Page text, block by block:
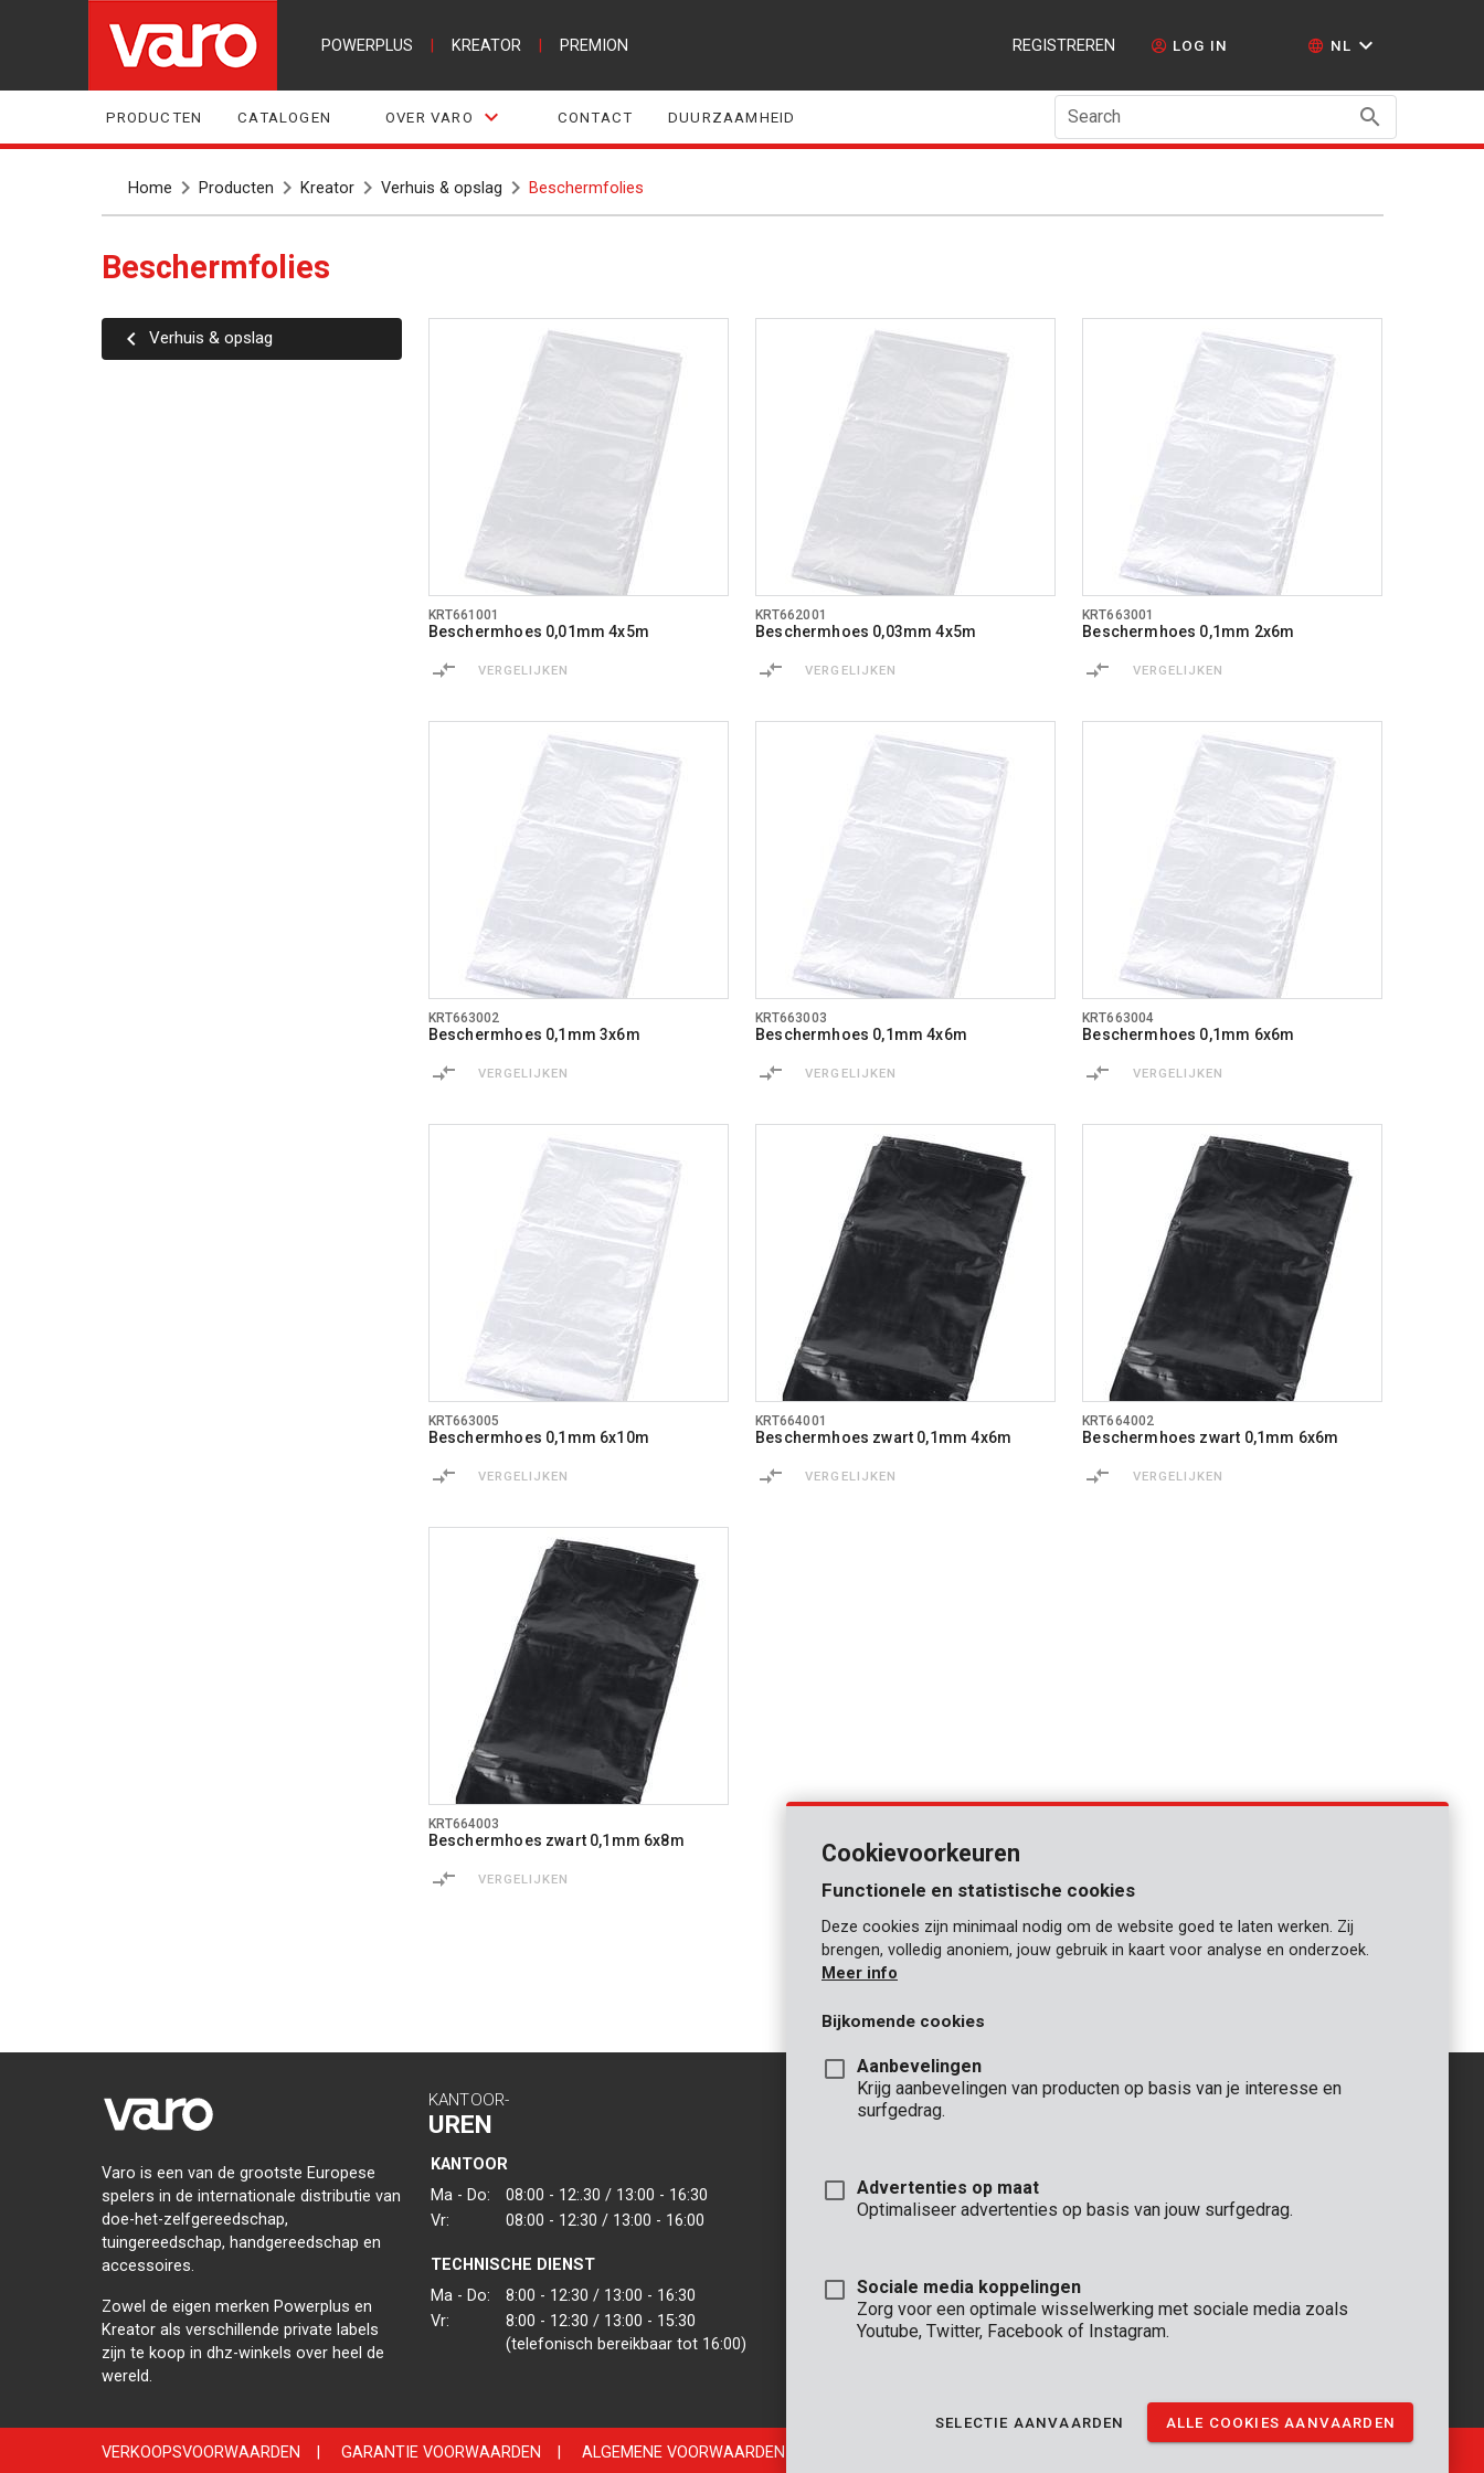
POWERPLUS KREATOR PREMION REGISTREREN LOG IN NL
PRODUCTEN CATALOGEN OVER VARO CONTACT DUURZAAMHEID Search
Home Producten Kreator Verhuis & opslag Beschermfolies
Beschermfolies
Verhuis & opslag
KRT661001
Beschermhoes 0,01mm 4x5m
VERGELIJKEN
KRT662001
Beschermhoes 0,03mm 4x5m
VERGELIJKEN
KRT663001
Beschermhoes 0,1mm 2x6m
VERGELIJKEN
KRT663002
Beschermhoes 0,1mm 3x6m
VERGELIJKEN
KRT663003
Beschermhoes 0,1mm 4x6m
VERGELIJKEN
KRT663004
Beschermhoes 0,1mm 6x6m
VERGELIJKEN
KRT663005
Beschermhoes 0,1mm 6x10m
VERGELIJKEN
KRT664001
Beschermhoes zwart 0,1mm 4x6m
VERGELIJKEN
KRT664002
Beschermhoes zwart 0,1mm 6x6m
VERGELIJKEN
KRT664003
Beschermhoes zwart 0,1mm 6x8m
VERGELIJKEN
Varo is een van de grootste Europese
spelers in de internationale distributie van
doe-het-zelfgereedschap,
tuingereedschap, handgereedschap en
accessoires.
Zowel de eigen merken Powerplus en
Kreator als verschillende private labels
zijn te koop in dhz-winkels over heel de
wereld.
KANTOOR-
UREN
KANTOOR
Ma - Do:
08:00 - 12:.30 / 13:00 - 16:30
Vr:
08:00 - 12:30 / 13:00 - 16:00
TECHNISCHE DIENST
Ma - Do:
8:00 - 12:30 / 13:00 - 16:30
Vr:
8:00 - 12:30 / 13:00 - 15:30
(telefonisch bereikbaar tot 16:00)
CONTACT
INFO
VARO - Vic. Van Rompuy nv
Joseph Van Instraat 9
VARO IBERICA
+32 (0)3 292 92 92
info@varo.com
support@varo.com
VERKOOPSVOORWAARDEN GARANTIE VOORWAARDEN ALGEMENE VOORWAARDEN
Cookievoorkeuren
Functionele en statistische cookies
Deze cookies zijn minimaal nodig om de website goed te laten werken. Zij
brengen, volledig anoniem, jouw gebruik in kaart voor analyse en onderzoek.
Meer info
Bijkomende cookies
Aanbevelingen
Krijg aanbevelingen van producten op basis van je interesse en
surfgedrag.
Advertenties op maat
Optimaliseer advertenties op basis van jouw surfgedrag.
Sociale media koppelingen
Zorg voor een optimale wisselwerking met sociale media zoals
Youtube, Twitter, Facebook of Instagram.
SELECTIE AANVAARDEN ALLE COOKIES AANVAARDEN